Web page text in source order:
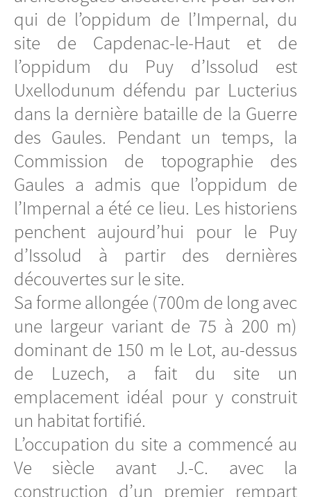
qui de l’oppidum de l’Impernal, du
site de Capdenac-le-Haut et de
l’oppidum du Puy d’Issolud est
Uxellodunum défendu par Lucterius
dans la dernière bataille de la Guerre
des Gaules. Pendant un temps, la
Commission de topographie des
Gaules a admis que l’oppidum de
l’Impernal a été ce lieu. Les historiens
penchent aujourd’hui pour le Puy
d’Issolud à partir des dernières
découvertes sur le site.
Sa forme allongée (700m de long avec
une largeur variant de 75 à 200 m)
dominant de 150 m le Lot, au-dessus
de Luzech, a fait du site un
emplacement idéal pour y construit
un habitat fortifié.
L’occupation du site a commencé au
Ve siècle avant J.-C. avec la
construction d’un premier rempart